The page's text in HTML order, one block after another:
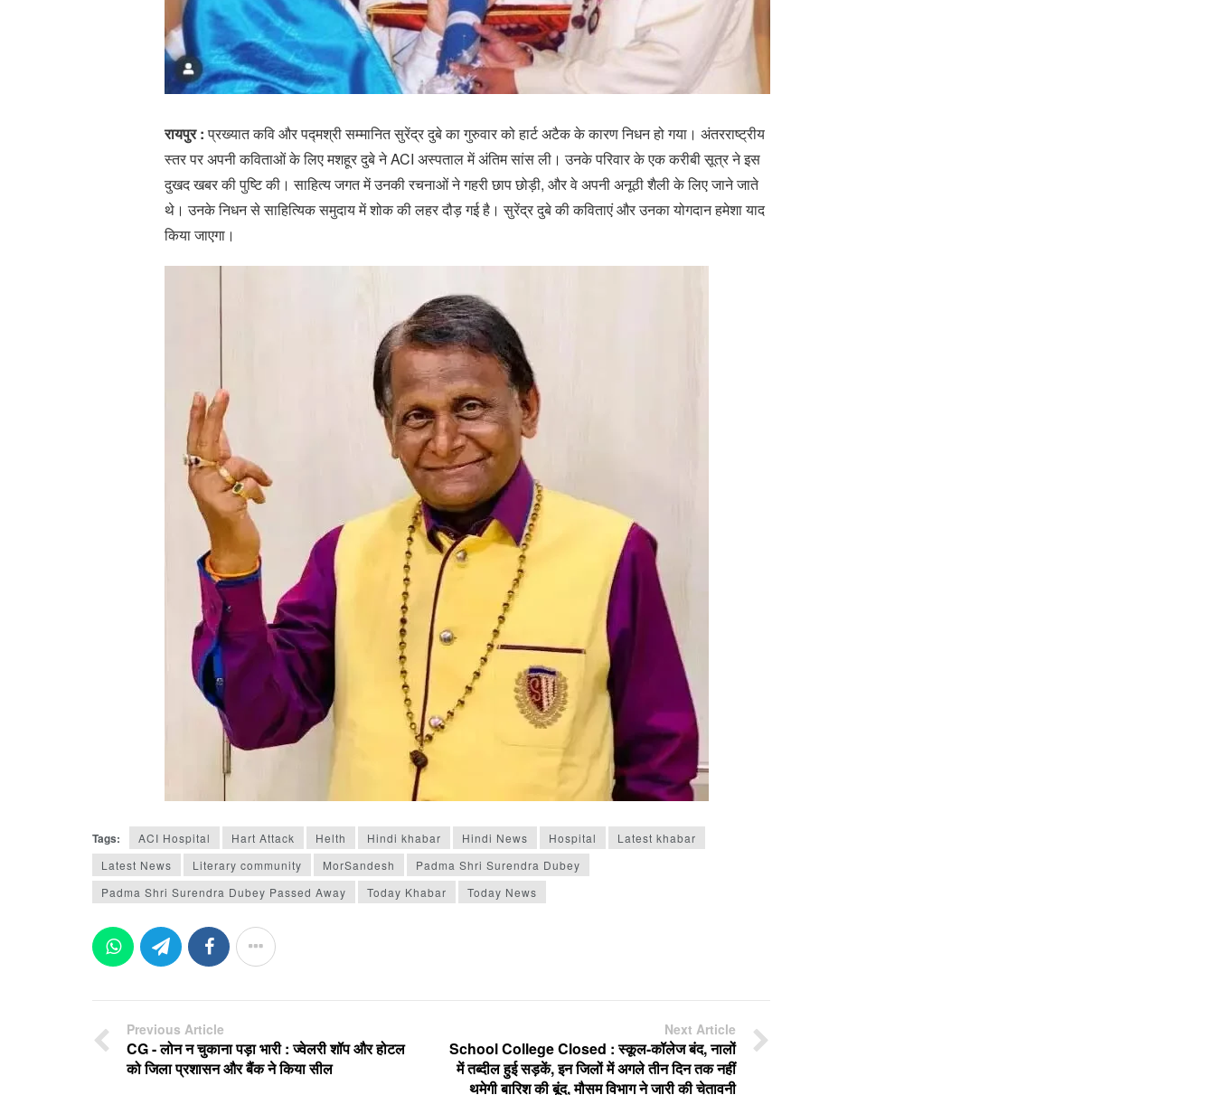
रायपुर :प्रख्यात कवि और पद्मश्री सम्मानित सुरेंद्र दुबे का गुरुवार को हार्ट अटैक के कारण निधन हो गया। अंतरराष्ट्रीय
स्तर पर अपनी कविताओं के लिए मशहूर दुबे ने ACI अस्पताल में अंतिम सांस ली। उनके परिवार के एक करीबी सूत्र ने इस
दुखद खबर की पुष्टि की। साहित्य जगत में उनकी रचनाओं ने गहरी छाप छोड़ी, और वे अपनी अनूठी शैली के लिए जाने जाते
थे। उनके निधन से साहित्यिक समुदाय में शोक की लहर दौड़ गई है। सुरेंद्र दुबे की कविताएं और उनका योगदान हमेशा याद
किया जाएगा।
Tags: ACI Hospital Hart Attack Helth Hindi khabar Hindi News Hospital
Latest khabar
Latest News
Literary community MorSandesh
Padma Shri Surendra Dubey
Padma Shri Surendra Dubey Passed Away
Today Khabar Today News
Previous Article
CG - लोन न चुकाना पड़ा भारी : ज्वेलरी शॉप और होटल
को जिला प्रशासन और बैंक ने किया सील
Next Article
School College Closed : स्कूल-कॉलेज बंद, नालों
में तब्दील हुई सड़कें, इन जिलों में अगले तीन दिन तक नहीं
थमेगी बारिश की बूंद, मौसम विभाग ने जारी की चेतावनी